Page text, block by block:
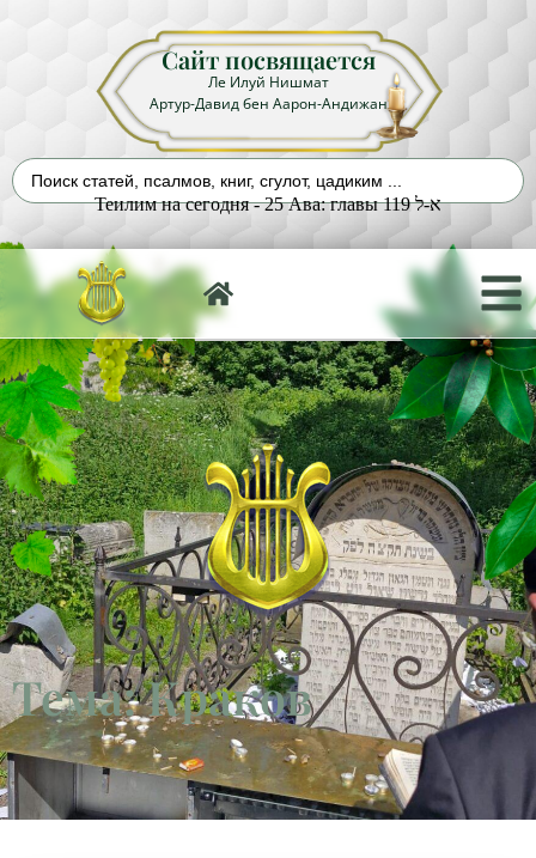
Сайт посвящается
Ле Илуй Нишмат
Артур-Давид бен Аарон-Андижан
Теилим на сегодня - 25 Ава: главы 119 א-ל
Тема: Краков